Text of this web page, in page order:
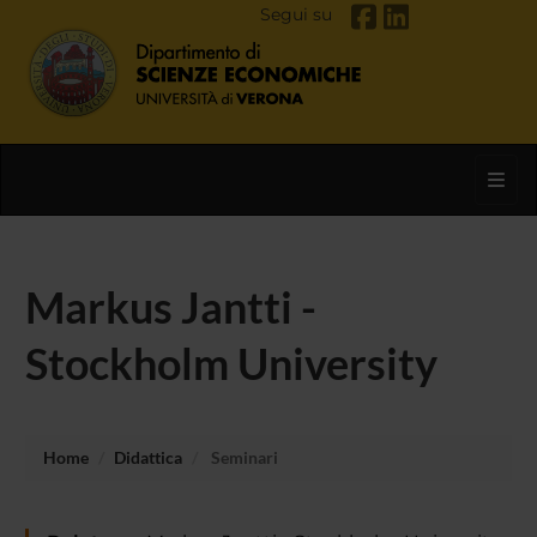
Segui su
Markus Jantti -
Stockholm University
Home Didattica Seminari